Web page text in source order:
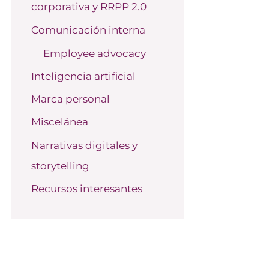
o
r
corporativa y RRPP 2.0
Comunicación interna
Employee advocacy
Inteligencia artificial
Marca personal
Miscelánea
Narrativas digitales y
storytelling
Recursos interesantes